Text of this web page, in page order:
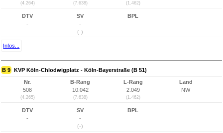
(4.264) (7.638) (1.462)
DTV
-
SV
-
(-)
BPL
Infos...
B 9 KVP Köln-Chlodwigplatz - Köln-Bayerstraße (B 51)
Nr.
508
(4.265)
B-Rang
10.042
(7.638)
L-Rang
2.049
(1.462)
Land
NW
DTV
-
SV
-
(-)
BPL